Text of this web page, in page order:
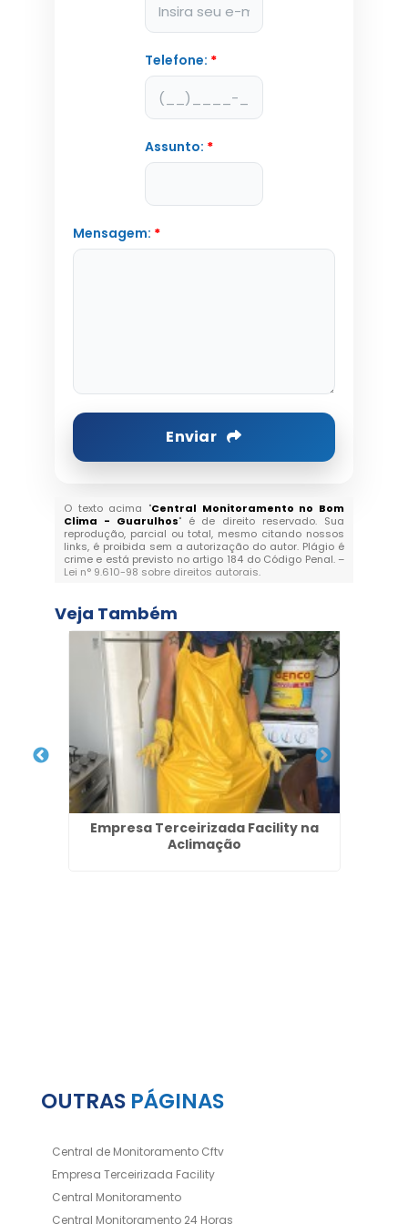
Telefone: *
Assunto: *
Mensagem: *
Enviar
O texto acima "Central Monitoramento no Bom
Clima - Guarulhos" é de direito reservado. Sua
reprodução, parcial ou total, mesmo citando nossos
links, é proibida sem a autorização do autor. Plágio é
crime e está previsto no artigo 184 do Código Penal. –
Lei n° 9.610-98 sobre direitos autorais.
Veja Também
Empresa Terceirizada Facility na
Aclimação
OUTRAS PÁGINAS
Central de Monitoramento Cftv
Empresa Terceirizada Facility
Central Monitoramento
Central Monitoramento 24 Horas